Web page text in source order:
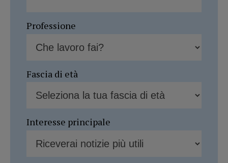
Professione
Fascia di età
Interesse principale